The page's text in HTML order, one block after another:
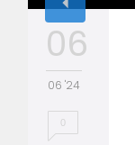
06
06 '24
0